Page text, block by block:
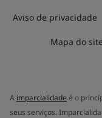
Aviso de privacidade
Mapa do site
A imparcialidade é o
seus serviços.